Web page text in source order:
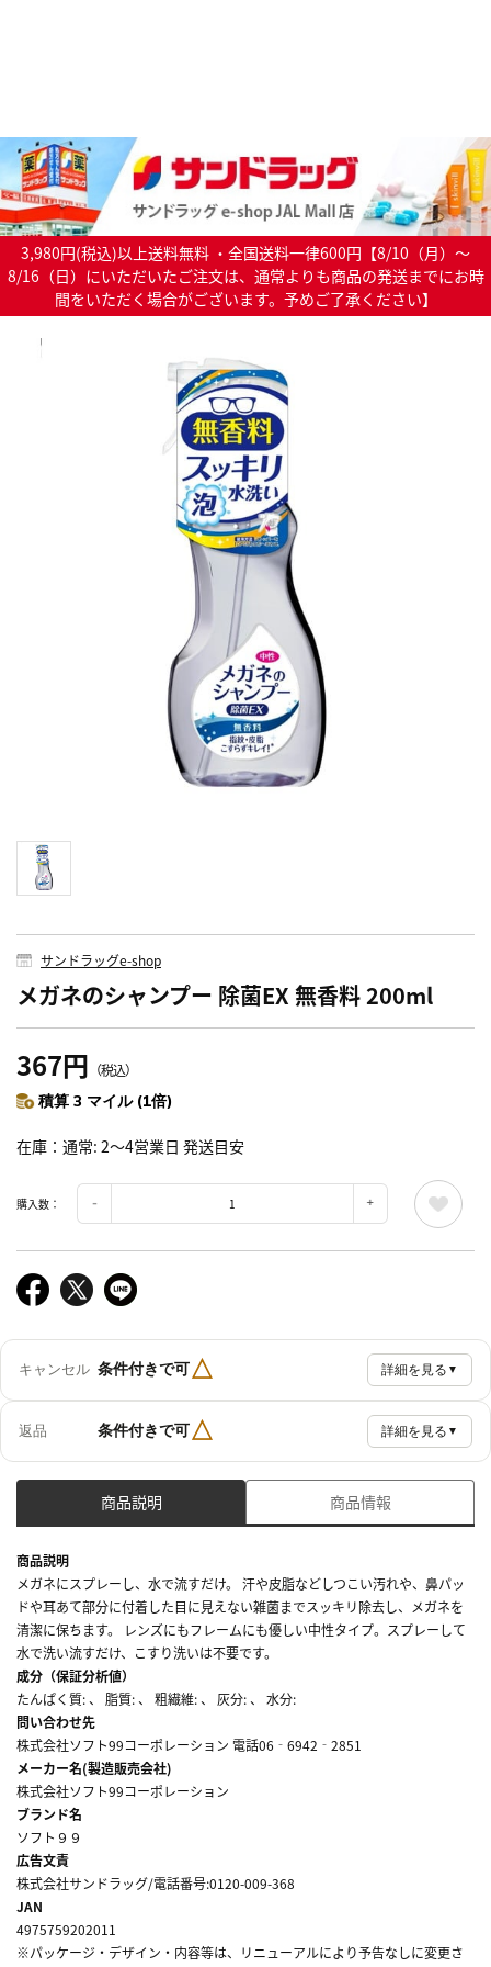
3,980円(税込)以上送料無料 ・全国送料一律600円【8/10（月）～
8/16（日）にいただいたご注文は、通常よりも商品の発送までにお時
間をいただく場合がございます。予めご了承ください】
サンドラッグe-shop
メガネのシャンプー 除菌EX 無香料 200ml
367円 （税込）
積算 3 マイル (1倍)
在庫 通常: 2～4営業日 発送目安
購入数：
キャンセル 条件付きで可△ 詳細を見る ▼
返品 条件付きで可△ 詳細を見る ▼
商品説明 商品情報
商品説明
メガネにスプレーし、水で流すだけ。 汗や皮脂などしつこい汚れや、鼻パッ
ドや耳あて部分に付着した目に見えない雑菌までスッキリ除去し、メガネを
清潔に保ちます。 レンズにもフレームにも優しい中性タイプ。スプレーして
水で洗い流すだけ、こすり洗いは不要です。
成分（保証分析値）
たんぱく質: 、 脂質: 、 粗繊維: 、 灰分: 、 水分:
問い合わせ先
株式会社ソフト99コーポレーション 電話06‐6942‐2851
メーカー名(製造販売会社)
株式会社ソフト99コーポレーション
ブランド名
ソフト９９
広告文責
株式会社サンドラッグ/電話番号:0120-009-368
JAN
4975759202011
※パッケージ・デザイン・内容等は、リニューアルにより予告なしに変更さ